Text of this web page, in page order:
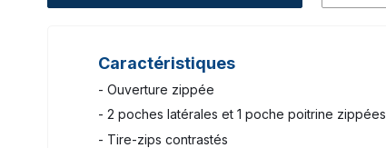
Caractéristiques
- Ouverture zippée
- 2 poches latérales et 1 poche poitrine zippées
- Tire-zips contrastés